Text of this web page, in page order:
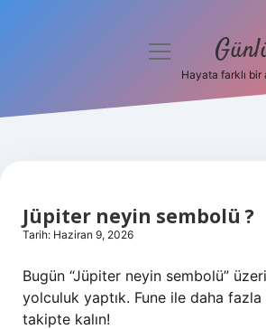
Hakkımızda
menüyü
Hayata farklı
Jüpiter neyin sembolü ?
Tarih: Haziran 9, 2026
Bugün “Jüpiter neyin sembolü”
yolculuk yaptık. Fune ile daha
takipte kalın!